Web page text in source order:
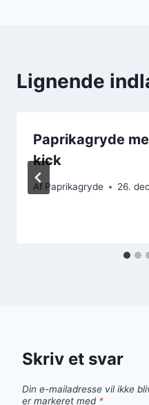
Lignende
Paprikagryde
kick
Af Paprikagryde 26.
Skriv et svar
Din e-mailadresse vil ikke
er markeret med *